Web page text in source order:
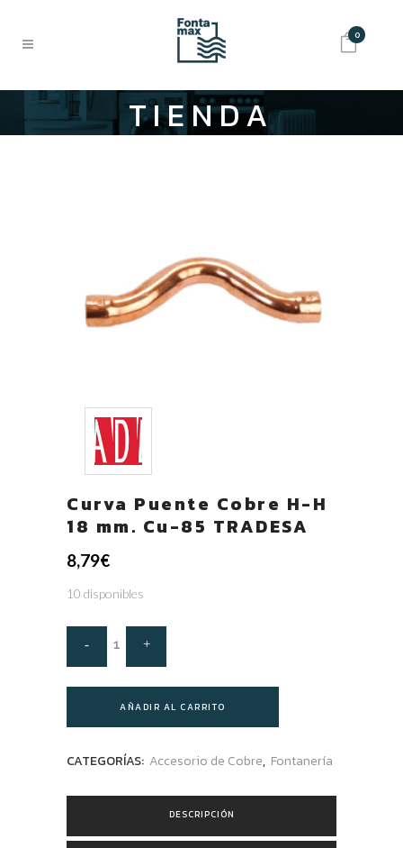
0
TIENDA
Curva Puente Cobre H-H
18 mm. Cu-85 TRADESA
8,79€
10 disponibles
AÑADIR AL CARRITO
CATEGORÍAS: Accesorio de Cobre, Fontanería
DESCRIPCIÓN